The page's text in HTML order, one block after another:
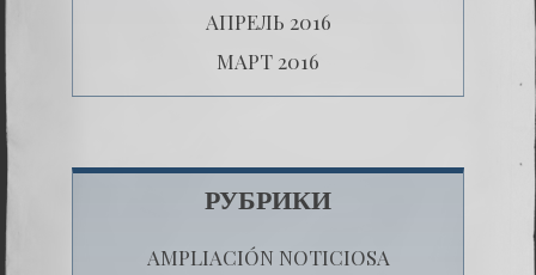
АПРЕЛЬ 2016
МАРТ 2016
РУБРИКИ
AMPLIACIÓN NOTICIOSA